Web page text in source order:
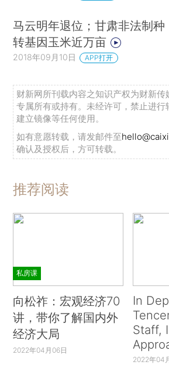
马云明年退位；甘肃非法制种
转基因玉米近万亩
2018年09月10日 APP打开
财新网所刊载内容之知识产权为财新传
专属所有或持有。未经许可，禁止进行
建立镜像等任何使用。
如有意愿转载，请发邮件至
确认及授权后，方可转载。
推荐阅读
私房课
向松祚：宏观经济70
讲，带你了解国内外
经济大局
2022年04月06日
In
Staff,
2022年04